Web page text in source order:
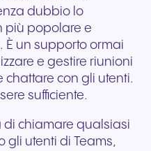
dubbio lo
più popolare e
un supporto ormai
e gestire riunioni
chattare con gli utenti.
sufficiente.
di chiamare qualsiasi
gli utenti di Teams,